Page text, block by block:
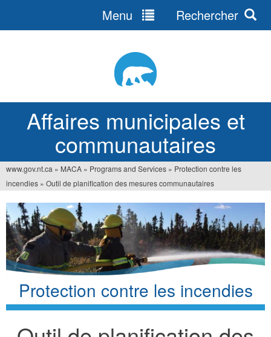
Affaires municipales et
communautaires
Menu Rechercher
Vous
êtes
ici
www.gov.nt.ca » MACA » Programs and Services » Protection contre les
incendies » Outil de planification des mesures communautaires
Protection contre les incendies